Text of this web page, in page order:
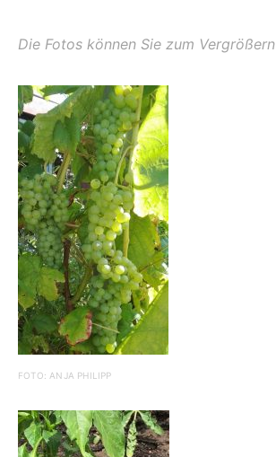
Die Fotos können Sie zum
FOTO: ANJA PHILIPP